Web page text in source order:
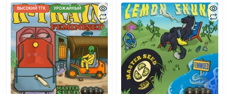
ВЫСОКИЙ ТГК УРОЖАЙНЫЙ